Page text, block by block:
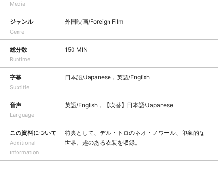
Media
ジャンル
Genre
外国映画/Foreign Film
総分数
Runtime
150 MIN
字幕
Subtitle
日本語/Japanese，英語/English
音声
Language
英語/English，【吹替】日本語/Japanese
この資料について
Additional
Information
特典として、デル・トロのネオ・ノワール、印象的な
世界、趣のある衣装を収録。